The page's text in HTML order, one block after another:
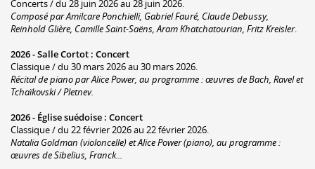
Concerts / du 28 juin 2026 au 28 juin 2026.
Composé par Amilcare Ponchielli, Gabriel Fauré, Claude Debussy,
Reinhold Glière, Camille Saint-Saëns, Aram Khatchatourian, Fritz Kreisler.
2026 -Salle Cortot : Concert
Classique / du 30 mars 2026 au 30 mars 2026.
Récital de piano par Alice Power, au programme : œuvres de Bach, Ravel et
Tchaïkovski / Pletnev.
2026 - Église suédoise : Concert
Classique / du 22 février 2026 au 22 février 2026.
Natalia Goldman (violoncelle) et Alice Power (piano), au programme :
œuvres de Sibelius, Franck...